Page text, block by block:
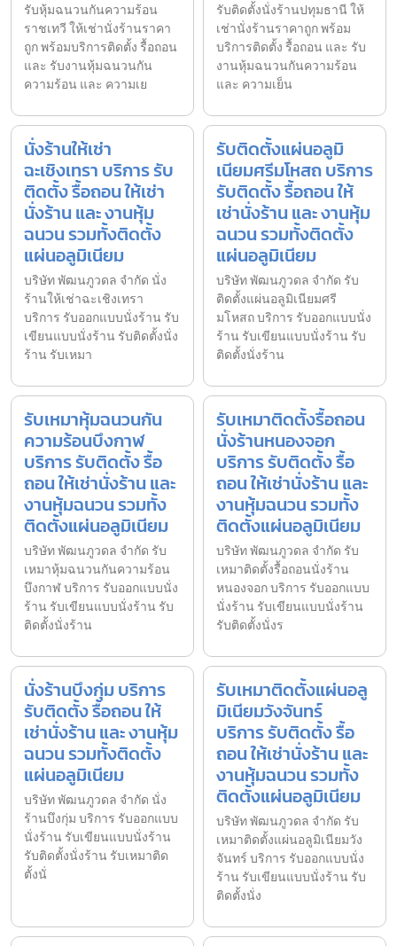
รับหุ้มฉนวนกันความร้อน
ราชเทวี ให้เช่านั่งร้านราคา
ถูก พร้อมบริการติดตั้ง รื้อถอน
และ รับงานหุ้มฉนวนกัน
ความร้อน และ ความเย
รับติดตั้งนั่งร้านปทุมธานี ให้
เช่านั่งร้านราคาถูก พร้อม
บริการติดตั้ง รื้อถอน และ รับ
งานหุ้มฉนวนกันความร้อน
และ ความเย็น
นั่งร้านให้เช่า
ฉะเชิงเทรา บริการ รับ
ติดตั้ง รื้อถอน ให้เช่า
นั่งร้าน และ งานหุ้ม
ฉนวน รวมทั้งติดตั้ง
แผ่นอลูมิเนียม
บริษัท พัฒนภูวดล จำกัด นั่ง
ร้านให้เช่าฉะเชิงเทรา
บริการ รับออกแบบนั่งร้าน รับ
เขียนแบบนั่งร้าน รับติดตั้งนั่ง
ร้าน รับเหมา
รับติดตั้งแผ่นอลูมิ
เนียมศรีมโหสถ บริการ
รับติดตั้ง รื้อถอน ให้
เช่านั่งร้าน และ งานหุ้ม
ฉนวน รวมทั้งติดตั้ง
แผ่นอลูมิเนียม
บริษัท พัฒนภูวดล จำกัด รับ
ติดตั้งแผ่นอลูมิเนียมศรี
มโหสถ บริการ รับออกแบบนั่ง
ร้าน รับเขียนแบบนั่งร้าน รับ
ติดตั้งนั่งร้าน
รับเหมาหุ้มฉนวนกัน
ความร้อนบึงกาฬ
บริการ รับติดตั้ง รื้อ
ถอน ให้เช่านั่งร้าน และ
งานหุ้มฉนวน รวมทั้ง
ติดตั้งแผ่นอลูมิเนียม
บริษัท พัฒนภูวดล จำกัด รับ
เหมาหุ้มฉนวนกันความร้อน
บึงกาฬ บริการ รับออกแบบนั่ง
ร้าน รับเขียนแบบนั่งร้าน รับ
ติดตั้งนั่งร้าน
รับเหมาติดตั้งรื้อถอน
นั่งร้านหนองจอก
บริการ รับติดตั้ง รื้อ
ถอน ให้เช่านั่งร้าน และ
งานหุ้มฉนวน รวมทั้ง
ติดตั้งแผ่นอลูมิเนียม
บริษัท พัฒนภูวดล จำกัด รับ
เหมาติดตั้งรื้อถอนนั่งร้าน
หนองจอก บริการ รับออกแบบ
นั่งร้าน รับเขียนแบบนั่งร้าน
รับติดตั้งนั่งร
นั่งร้านบึงกุ่ม บริการ
รับติดตั้ง รื้อถอน ให้
เช่านั่งร้าน และ งานหุ้ม
ฉนวน รวมทั้งติดตั้ง
แผ่นอลูมิเนียม
บริษัท พัฒนภูวดล จำกัด นั่ง
ร้านบึงกุ่ม บริการ รับออกแบบ
นั่งร้าน รับเขียนแบบนั่งร้าน
รับติดตั้งนั่งร้าน รับเหมาติด
ตั้งนั่
รับเหมาติดตั้งแผ่นอลู
มิเนียมวังจันทร์
บริการ รับติดตั้ง รื้อ
ถอน ให้เช่านั่งร้าน และ
งานหุ้มฉนวน รวมทั้ง
ติดตั้งแผ่นอลูมิเนียม
บริษัท พัฒนภูวดล จำกัด รับ
เหมาติดตั้งแผ่นอลูมิเนียมวัง
จันทร์ บริการ รับออกแบบนั่ง
ร้าน รับเขียนแบบนั่งร้าน รับ
ติดตั้งนั่ง